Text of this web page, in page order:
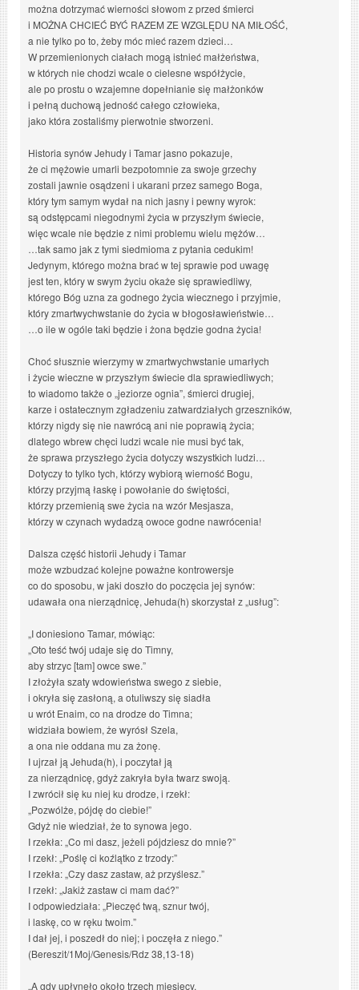
można dotrzymać wierności słowom z przed śmierci
i MOŻNA CHCIEĆ BYĆ RAZEM ZE WZGLĘDU NA MIŁOŚĆ,
a nie tylko po to, żeby móc mieć razem dzieci…
W przemienionych ciałach mogą istnieć małżeństwa,
w których nie chodzi wcale o cielesne współżycie,
ale po prostu o wzajemne dopełnianie się małżonków
i pełną duchową jedność całego człowieka,
jako która zostaliśmy pierwotnie stworzeni.
Historia synów Jehudy i Tamar jasno pokazuje,
że ci mężowie umarli bezpotomnie za swoje grzechy
zostali jawnie osądzeni i ukarani przez samego Boga,
który tym samym wydał na nich jasny i pewny wyrok:
są odstępcami niegodnymi życia w przyszłym świecie,
więc wcale nie będzie z nimi problemu wielu mężów…
…tak samo jak z tymi siedmioma z pytania cedukim!
Jedynym, którego można brać w tej sprawie pod uwagę
jest ten, który w swym życiu okaże się sprawiedliwy,
którego Bóg uzna za godnego życia wiecznego i przyjmie,
który zmartwychwstanie do życia w błogosławieństwie…
…o ile w ogóle taki będzie i żona będzie godna życia!
Choć słusznie wierzymy w zmartwychwstanie umarłych
i życie wieczne w przyszłym świecie dla sprawiedliwych;
to wiadomo także o „jeziorze ognia”, śmierci drugiej,
karze i ostatecznym zgładzeniu zatwardziałych grzeszników,
którzy nigdy się nie nawrócą ani nie poprawią życia;
dlatego wbrew chęci ludzi wcale nie musi być tak,
że sprawa przyszłego życia dotyczy wszystkich ludzi…
Dotyczy to tylko tych, którzy wybiorą wierność Bogu,
którzy przyjmą łaskę i powołanie do świętości,
którzy przemienią swe życia na wzór Mesjasza,
którzy w czynach wydadzą owoce godne nawrócenia!
Dalsza część historii Jehudy i Tamar
może wzbudzać kolejne poważne kontrowersje
co do sposobu, w jaki doszło do poczęcia jej synów:
udawała ona nierządnicę, Jehuda(h) skorzystał z „usług”:
„I doniesiono Tamar, mówiąc:
„Oto teść twój udaje się do Timny,
aby strzyc [tam] owce swe.”
I złożyła szaty wdowieństwa swego z siebie,
i okryła się zasłoną, a otuliwszy się siadła
u wrót Enaim, co na drodze do Timna;
widziała bowiem, że wyrósł Szela,
a ona nie oddana mu za żonę.
I ujrzał ją Jehuda(h), i poczytał ją
za nierządnicę, gdyż zakryła była twarz swoją.
I zwrócił się ku niej ku drodze, i rzekł:
„Pozwólże, pójdę do ciebie!”
Gdyż nie wiedział, że to synowa jego.
I rzekła: „Co mi dasz, jeżeli pójdziesz do mnie?”
I rzekł: „Poślę ci koźlątko z trzody:”
I rzekła: „Czy dasz zastaw, aż przyślesz.”
I rzekł: „Jakiż zastaw ci mam dać?”
I odpowiedziała: „Pieczęć twą, sznur twój,
i laskę, co w ręku twoim.”
I dał jej, i poszedł do niej; i poczęła z niego.”
(Bereszit/1Moj/Genesis/Rdz 38,13-18)
„A gdy upłynęło około trzech miesięcy,